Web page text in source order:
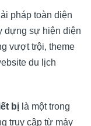
pháp toàn diện
dựng sự hiện diện
vượt trội, theme
du lịch
bị là một trong
truy cập từ máy